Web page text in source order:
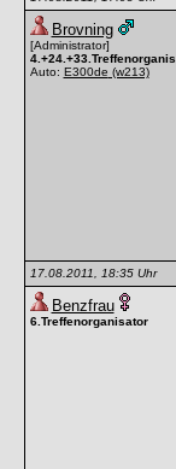
Brovning
[Administrator]
4.+24.+33.Treffenorganis.
Auto: E300de (w213)
17.08.2011, 18:35 Uhr
Benzfrau
6.Treffenorganisator